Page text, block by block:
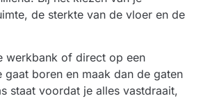
de sterkte van de vloer en de
werkbank of direct op een
boren en maak dan de gaten
staat voordat je alles vastdraait,